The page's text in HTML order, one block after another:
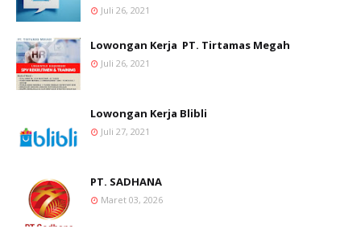
Juli 26, 2021
Lowongan Kerja PT. Tirtamas Megah
Juli 26, 2021
Lowongan Kerja Blibli
Juli 27, 2021
PT. SADHANA
Maret 03, 2026